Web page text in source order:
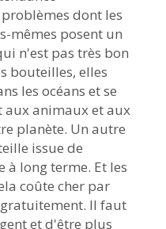
dont les
mêmes posent un
n'est pas très bon
bouteilles, elles
les océans et se
aux animaux et aux
planète. Un autre
issue de
long terme. Et les
coûte cher par
Il faut
et d'être plus